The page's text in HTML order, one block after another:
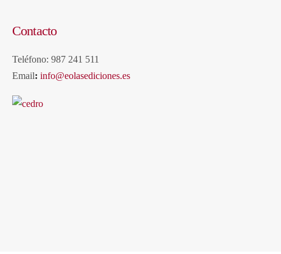
Contacto
Teléfono: 987 241 511
Email: info@eolasediciones.es